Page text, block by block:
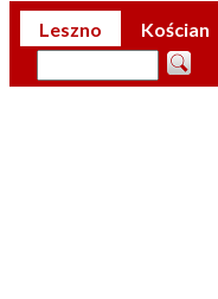
Leszno Kościan